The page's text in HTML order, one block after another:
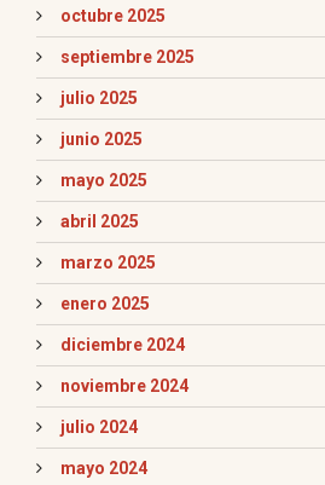
octubre 2025
septiembre 2025
julio 2025
junio 2025
mayo 2025
abril 2025
marzo 2025
enero 2025
diciembre 2024
noviembre 2024
julio 2024
mayo 2024